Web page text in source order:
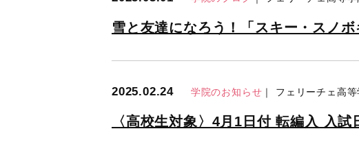
雪と友達になろう！「スキー・スノボ
2025.02.24 学院のお知らせ ｜ フェリーチェ高
〈高校生対象〉4月1日付 転編入 入試